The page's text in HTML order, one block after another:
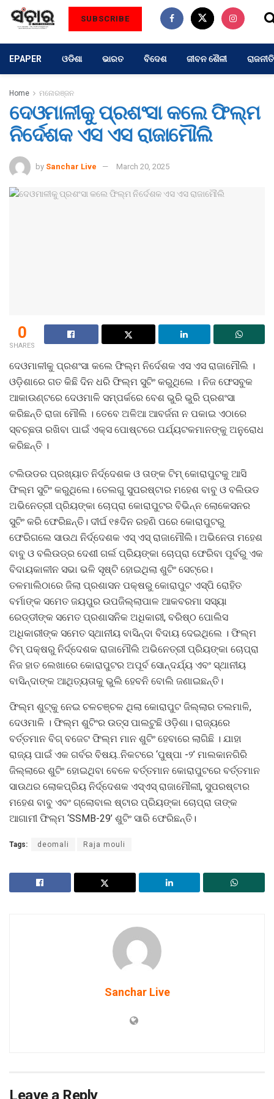
SUBSCRIBE
EPAPER ଓଡିଶା ଭାରତ ବିଦେଶ ଜୀବନ ଶୈଳୀ ରାଜନୀତି
Home ମନୋରଞ୍ଜନ
ଦେଓମାଳୀକୁ ପ୍ରଶଂସା କଲେ ଫିଲ୍ମ
ନିର୍ଦେଶକ ଏସ ଏସ ରାଜାମୌଲି
by Sanchar Live March 20, 2025
0
SHARES
ଦେଓମାଳୀକୁ ପ୍ରଶଂସା କଲେ ଫିଲ୍ମ ନିର୍ଦେଶକ ଏସ ଏସ ରାଜାମୌଲି ।
ଓଡ଼ିଶାରେ ଗତ କିଛି ଦିନ ଧରି ଫିଲ୍ମ ସୁଟିଂ କରୁଥିଲେ । ନିଜ ଫେସବୁକ
ଆକାଉଣ୍ଟରେ ଦେଓମାଳି ସମ୍ପର୍କରେ ବେଶ ଭୁରି ଭୁରି ପ୍ରଶଂସା
କରିଛନ୍ତି ରାଜା ମୌଲି । ତେବେ ଅଳିଆ ଆବର୍ଜନା ନ ପକାଇ ଏଠାରେ
ସ୍ବଚ୍ଛତା ରଖିବା ପାଇଁ ଏକ୍ସ ପୋଷ୍ଟରେ ପର୍ଯ୍ୟଟକମାନଙ୍କୁ ଅନୁରୋଧ
କରିଛନ୍ତି ।
ଟଲିଉଡର ପ୍ରଖ୍ୟାତ ନିର୍ଦ୍ଦେଶକ ଓ ତାଙ୍କ ଟିମ୍ କୋରାପୁଟକୁ ଆସି
ଫିଲ୍ମ ସୁଟିଂ କରୁଥିଲେ। ତେଲଗୁ ସୁପରଷ୍ଟାର ମହେଶ ବାବୁ ଓ ବଲିଉଡ
ଅଭିନେତ୍ରୀ ପ୍ରିୟଙ୍କା ଚୋପ୍ରା କୋରାପୁଟର ବିଭିନ୍ନ ଲୋକେସନର
ସୁଟିଂ କରି ଫେରିଛନ୍ତି। ଦୀର୍ଘ ୧୫ଦିନ ରହଣି ପରେ କୋରାପୁଟରୁ
ଫେରିଗଲେ ସାଉଥ ନିର୍ଦ୍ଦେଶକ ଏସ୍‌ ଏସ୍‌ ରାଜାମୌଲି। ଅଭିନେତା ମହେଶ
ବାବୁ ଓ ବଲିଉଡ୍‌ର ଦେଶୀ ଗର୍ଲ ପ୍ରିୟଙ୍କା ଚୋପ୍ରା ଫେରିବା ପୂର୍ବରୁ ଏକ
ବିଦାୟକାଳୀନ ସଭା ଭଳି ସୃଷ୍ଟି ହୋଇଥିଲା ଶୁଟିଂ ସେଟ୍‌ରେ।
ତଳମାଲିଠାରେ ଜିଲା ପ୍ରଶାସନ ପକ୍ଷରୁ କୋରାପୁଟ ଏସ୍‌ପି ରୋହିତ
ବର୍ମାଙ୍କ ସମେତ ଜୟପୁର ଉପଜିଲ୍ଲାପାଳ ଆକବରମା ସସ୍ୟା
ରେଡ୍ଡୀଙ୍କ ସମେତ ପ୍ରଶାସନିକ ଅଧିକାରୀ, ବରିଷ୍ଠ ପୋଲିସ
ଅଧିକାରୀଙ୍କ ସମେତ ସ୍ଥାନୀୟ ବାସିନ୍ଦା ବିଦାୟ ଦେଇଥିଲେ । ଫିଲ୍ମ
ଟିମ୍‌ ପକ୍ଷରୁ ନିର୍ଦ୍ଦେଶକ ରାଜାମୌଲି ଅଭିନେତ୍ରୀ ପ୍ରିୟଙ୍କା ଚୋପ୍ରା
ନିଜ ହାତ ଲେଖାରେ କୋରାପୁଟର ଅପୂର୍ବ ସୋନ୍ଦର୍ଯ୍ୟ ଏବଂ ସ୍ଥାନୀୟ
ବାସିନ୍ଦାଙ୍କ ଆଥିତ୍ୟତାକୁ ଭୁଲି ହେବନି ବୋଲି ଜଣାଇଛନ୍ତି।
ଫିଲ୍ମ ଶୁଟ୍‌କୁ ନେଇ ଚଳଚଞ୍ଚଳ ଥିଲା କୋରାପୁଟ ଜିଲ୍ଲାର ତଲମାଳି,
ଦେଓମାଳି । ଫିଲ୍ମ ଶୁଟିଂର ଉତ୍ସ ପାଲଟୁଛି ଓଡ଼ିଶା। ରାଜ୍ୟରେ
ବର୍ତ୍ତମାନ ବିଗ୍‌ ବଜେଟ ଫିଲ୍ମ ମାନ ଶୁଟିଂ ହେବାରେ ଲାଗିଛି । ଯାହା
ରାଜ୍ୟ ପାଇଁ ଏକ ଗର୍ବର ବିଷୟ..ନିକଟରେ ‘ପୁଷ୍ପା -୨’ ମାଲକାନଗିରି
ଜିଲ୍ଲାରେ ଶୁଟିଂ ହୋଇଥିବା ବେଳେ ବର୍ତ୍ତମାନ କୋରାପୁଟରେ ବର୍ତ୍ତମାନ
ସାଉଥର ଲୋକପ୍ରିୟ ନିର୍ଦ୍ଦେଶକ ଏସ୍‌ଏସ୍‌ ରାଜାମୌଲୀ, ସୁପରଷ୍ଟାର
ମହେଶ ବାବୁ ଏବଂ ଗ୍ଲୋବାଲ ଷ୍ଟାର ପ୍ରିୟଙ୍କା ଚୋପ୍ରା ତାଙ୍କ
ଆଗାମୀ ଫିଲ୍ମ ‘SSMB-29’ ଶୁଟିଂ ସାରି ଫେରିଛନ୍ତି।
Tags: deomali Raja mouli
Sanchar Live
Leave a Reply